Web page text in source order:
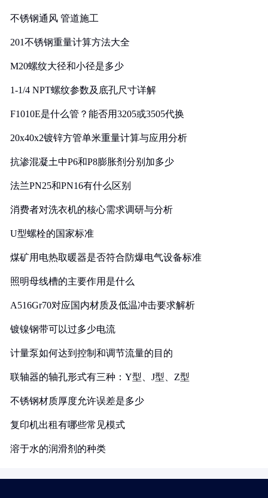
不锈钢通风 管道施工
201不锈钢重量计算方法大全
M20螺纹大径和小径是多少
1-1/4 NPT螺纹参数及底孔尺寸详解
F1010E是什么管？能否用3205或3505代换
20x40x2镀锌方管单米重量计算与应用分析
抗渗混凝土中P6和P8膨胀剂分别加多少
法兰PN25和PN16有什么区别
消费者对洗衣机的核心需求调研与分析
U型螺栓的国家标准
煤矿用电热取暖器是否符合防爆电气设备标准
照明母线槽的主要作用是什么
A516Gr70对应国内材质及低温冲击要求解析
镀镍钢带可以过多少电流
计量泵如何达到控制和调节流量的目的
联轴器的轴孔形式有三种：Y型、J型、Z型
不锈钢材质厚度允许误差是多少
复印机出租有哪些常见模式
溶于水的润滑剂的种类